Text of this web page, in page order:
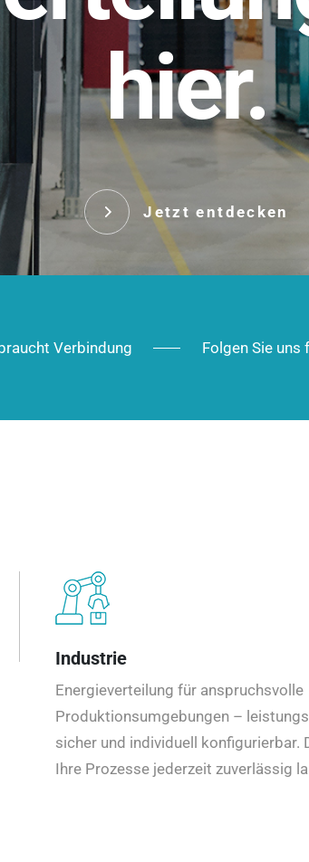
hier.
Jetzt entdecken
im Alltag,
Das
robust, IP-
Verbindung Folgen Sie uns
Industrie
Energieverteilung für anspruchsvolle
Produktionsumgebungen –
sicher und individuell konfigurierbar.
Ihre Prozesse jederzeit zuverlässig